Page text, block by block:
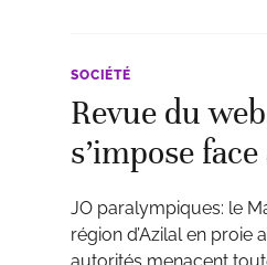
SOCIÉTÉ
Revue du
s’impose
JO paralympiques: le
région d’Azilal en proie